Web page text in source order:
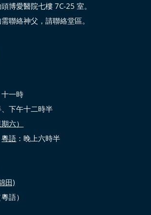
博愛醫院七樓 7C-25 室。
聯絡神父，請聯絡堂區。
一時
下午十二時半
六）
粵語 ：晚上六時半
田)
語）